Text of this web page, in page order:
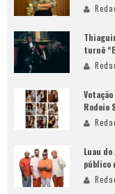
turnê
Rodeio
Luau
público